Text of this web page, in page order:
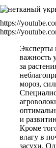
https://
https://
Эксперты
важность
за
мороз,
и
Кроме
влагу в
засухи.